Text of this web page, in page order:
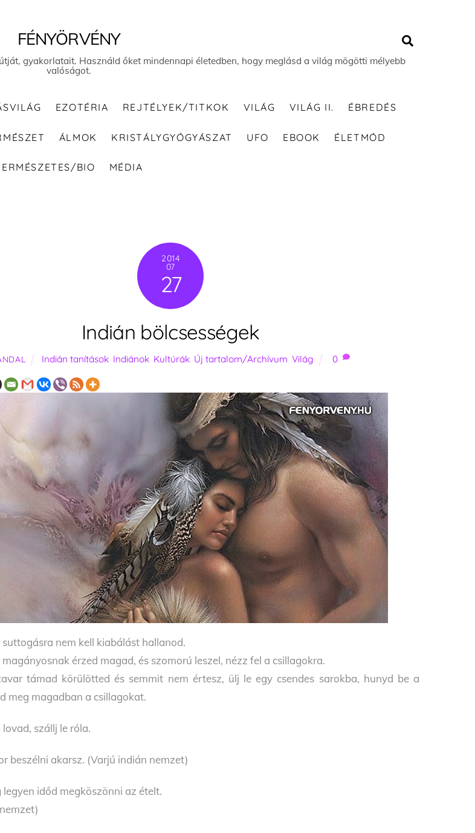
FÉNYÖRVÉNY
gyakorlatait. Használd őket mindennapi életedben, hogy meglásd a világ mögötti mélyebb
valóságot.
EZOTÉRIA REJTÉLYEK/TITKOK VILÁG VILÁG II. ÉBREDÉS
ÁLMOK KRISTÁLYGYÓGYÁSZAT UFO EBOOK ÉLETMÓD
BIO MÉDIA
2014
07
27
Indián bölcsességek
Indián tanítások Indiánok Kultúrák Új tartalom/Archívum ,Világ 0
nem kell kiabálást hallanod.
érzed magad, és szomorú leszel, nézz fel a csillagokra.
támad körülötted és semmit nem értesz, ülj le egy csendes sarokba, hunyd be a
meg magadban a csillagokat.
szállj le róla.
beszélni akarsz. (Varjú indián nemzet)
legyen időd megköszönni az ételt.